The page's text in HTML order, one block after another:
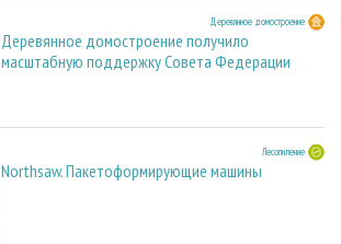
Деревянное домостроение
Деревянное домостроение получило
масштабную поддержку Совета Федерации
Лесопиление
Northsaw. Пакетоформирующие машины